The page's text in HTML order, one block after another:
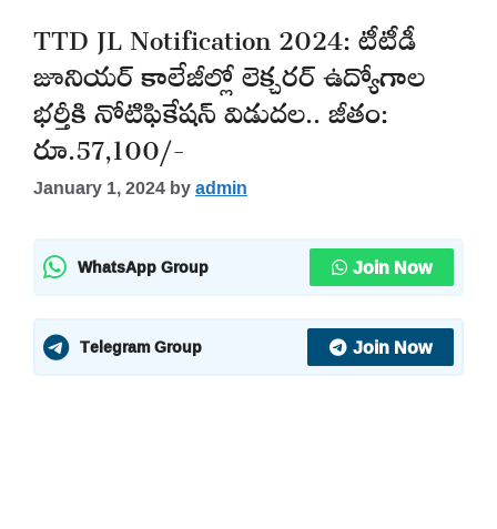
TTD JL Notification 2024: టీటీడీ
జూనియర్ కాలేజీల్లో లెక్చరర్ ఉద్యోగాల
భర్తీకి నోటిఫికేషన్ విడుదల.. జీతం:
రూ.57,100/-
January 1, 2024byadmin
WhatsApp Group Join Now
Telegram Group Join Now